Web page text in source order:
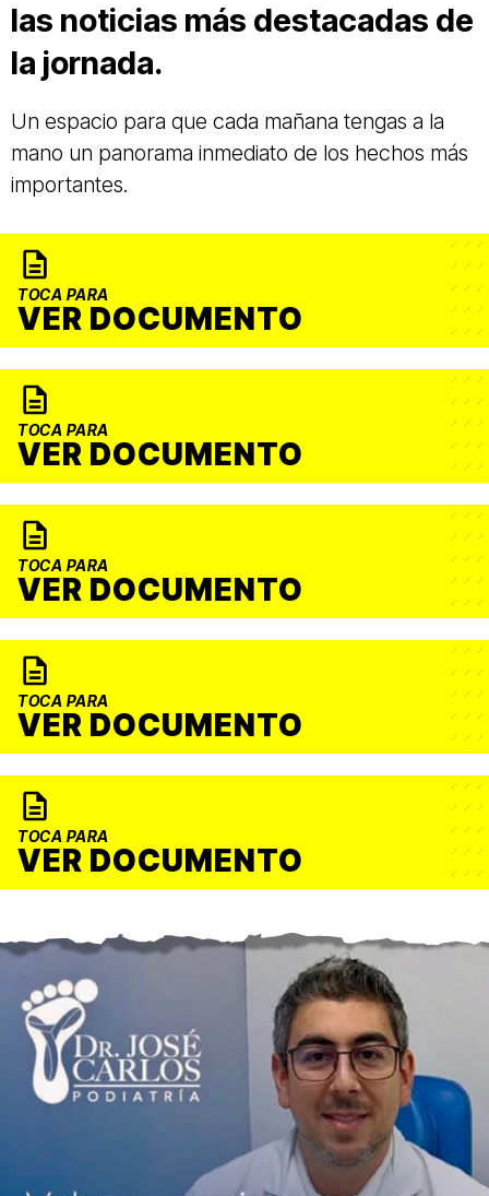
las noticias más destacadas de
la jornada.
Un espacio para que cada mañana tengas a la
mano un panorama inmediato de los hechos más
importantes.
TOCA PARA
VER DOCUMENTO
TOCA PARA
VER DOCUMENTO
TOCA PARA
VER DOCUMENTO
TOCA PARA
VER DOCUMENTO
TOCA PARA
VER DOCUMENTO